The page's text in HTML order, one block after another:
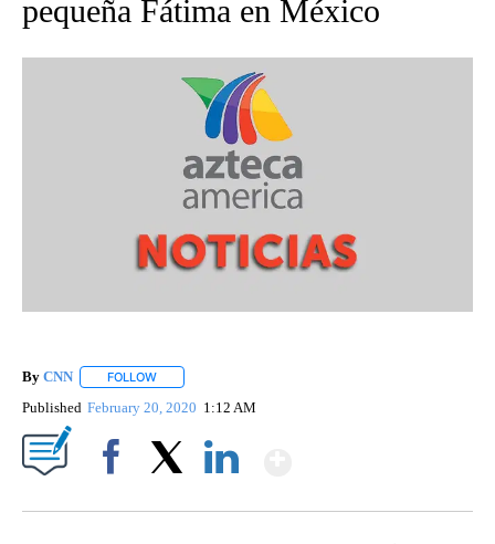
pequeña Fátima en México
By CNN FOLLOW
Published February 20, 2020 1:12 AM